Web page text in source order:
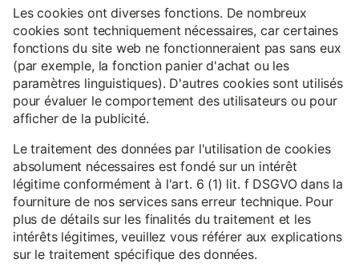
Les cookies ont diverses fonctions. De nombreux
cookies sont techniquement nécessaires, car certaines
fonctions du site web ne fonctionneraient pas sans eux
(par exemple, la fonction panier d'achat ou les
paramètres linguistiques). D'autres cookies sont utilisés
pour évaluer le comportement des utilisateurs ou pour
afficher de la publicité.
Le traitement des données par l'utilisation de cookies
absolument nécessaires est fondé sur un intérêt
légitime conformément à l'art. 6 (1) lit. f DSGVO dans la
fourniture de nos services sans erreur technique. Pour
plus de détails sur les finalités du traitement et les
intérêts légitimes, veuillez vous référer aux explications
sur le traitement spécifique des données.